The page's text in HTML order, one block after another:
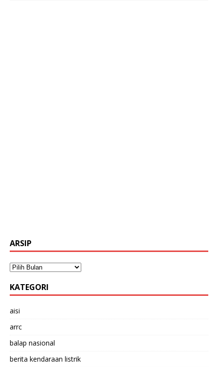
ARSIP
KATEGORI
aisi
arrc
balap nasional
berita kendaraan listrik